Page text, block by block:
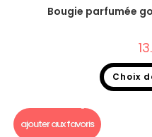
Bougie parfumée
Choix
ajouter aux favoris